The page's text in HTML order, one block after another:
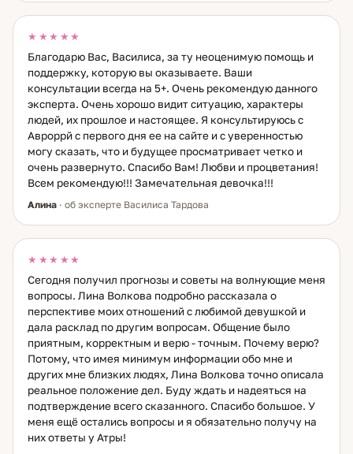
★★★★★
Благодарю Вас, Василиса, за ту неоценимую помощь и
поддержку, которую вы оказываете. Ваши
консультации всегда на 5+. Очень рекомендую данного
эксперта. Очень хорошо видит ситуацию, характеры
людей, их прошлое и настоящее. Я консультируюсь с
Авроррй с первого дня ее на сайте и с уверенностью
могу сказать, что и будущее просматривает четко и
очень развернуто. Спасибо Вам! Любви и процветания!
Всем рекомендую!!! Замечательная девочка!!!
Алина · об эксперте Василиса Тардова
★★★★★
Сегодня получил прогнозы и советы на волнующие меня
вопросы. Лина Волкова подробно рассказала о
перспективе моих отношений с любимой девушкой и
дала расклад по другим вопросам. Общение было
приятным, корректным и верю - точным. Почему верю?
Потому, что имея минимум информации обо мне и
других мне близких людях, Лина Волкова точно описала
реальное положение дел. Буду ждать и надеяться на
подтверждение всего сказанного. Спасибо большое. У
меня ещё остались вопросы и я обязательно получу на
них ответы у Атры!